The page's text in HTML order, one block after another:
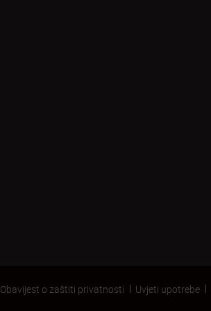
Obavijest o zaštiti privatnosti Uvjeti upotrebe